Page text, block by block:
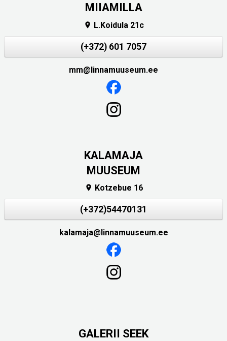
MIIAMILLA
 L.Koidula 21c
(+372) 601 7057
mm@linnamuuseum.ee
KALAMAJA
MUUSEUM
 Kotzebue 16
(+372)54470131
kalamaja@linnamuuseum.ee
GALERII SEEK